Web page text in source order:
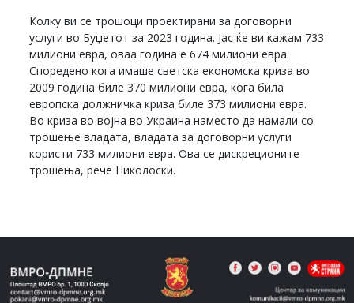
Колку ви се трошоци проектирани за договорни
услуги во Буџетот за 2023 година. Јас ќе ви кажам 733
милиони евра, оваа година е 674 милиони евра.
Споредено кога имаше светска економска криза во
2009 година биле 370 милиони евра, кога била
европска должничка криза биле 373 милиони евра.
Во криза во војна во Украина наместо да намали со
трошење владата, владата за договорни услуги
користи 733 милиони евра. Ова се дискреционите
трошења, рече Николоски.